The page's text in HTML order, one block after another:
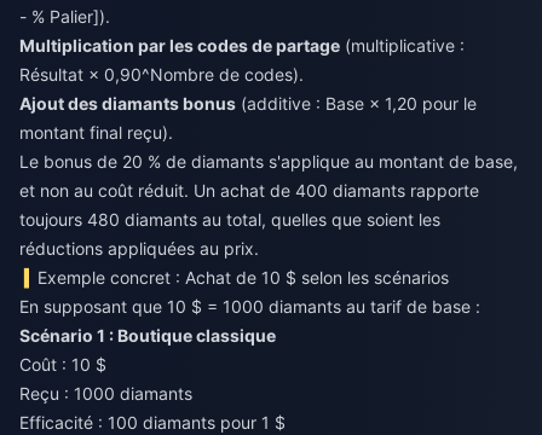
- % Palier]).
Multiplication par les codes de partage (multiplicative :
Résultat × 0,90^Nombre de codes).
Ajout des diamants bonus (additive : Base × 1,20 pour le
montant final reçu).
Le bonus de 20 % de diamants s'applique au montant de base,
et non au coût réduit. Un achat de 400 diamants rapporte
toujours 480 diamants au total, quelles que soient les
réductions appliquées au prix.
Exemple concret : Achat de 10 $ selon les scénarios
En supposant que 10 $ = 1000 diamants au tarif de base :
Scénario 1 : Boutique classique
Coût : 10 $
Reçu : 1000 diamants
Efficacité : 100 diamants pour 1 $